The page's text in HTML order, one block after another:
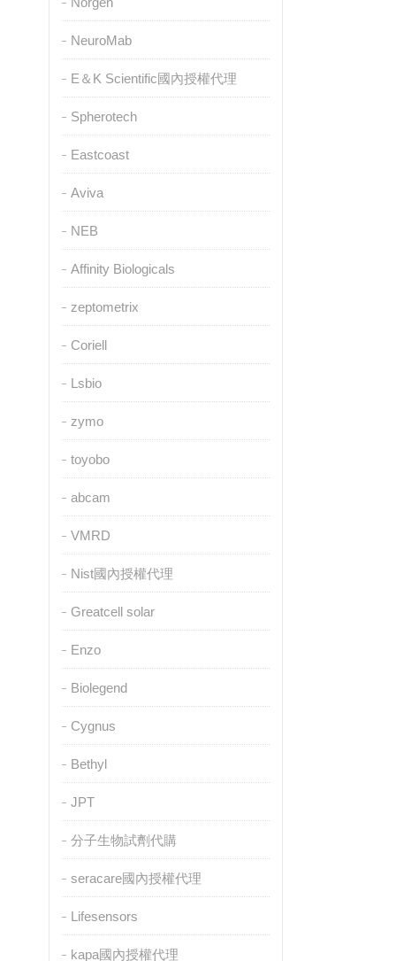
NeuroMab
E＆K Scientific國內授權代理
Spherotech
Eastcoast
Aviva
NEB
Affinity Biologicals
zeptometrix
Coriell
Lsbio
zymo
toyobo
abcam
VMRD
Nist國內授權代理
Greatcell solar
Enzo
Biolegend
Cygnus
Bethyl
JPT
分子生物試劑代購
seracare國內授權代理
Lifesensors
kapa國內授權代理